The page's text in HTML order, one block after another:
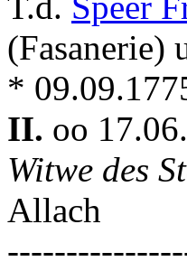
(Fasanerie)
*
II. oo
Witwe des
Allach